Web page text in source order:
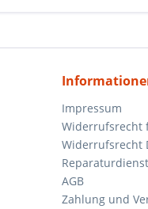
Impressum
Widerrufsrecht
Widerrufsrecht
AGB
Zahlung und